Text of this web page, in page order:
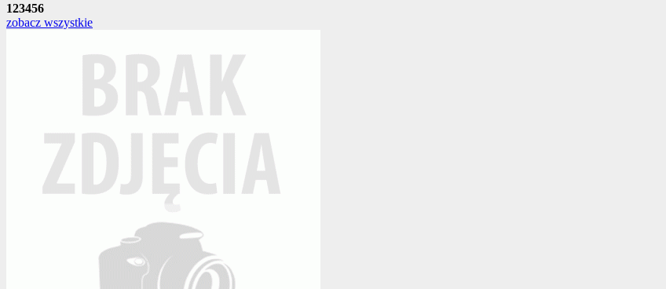
123456
zobacz wszystkie